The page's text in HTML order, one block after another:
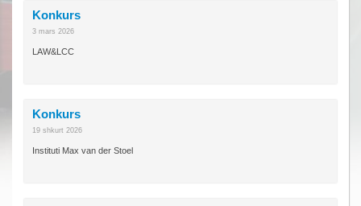
Konkurs
3 mars 2026
LAW&LCC
Konkurs
19 shkurt 2026
Instituti Max van der Stoel